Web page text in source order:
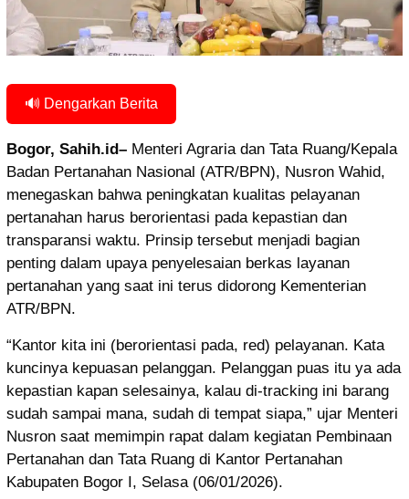
🔊 Dengarkan Berita
Bogor, Sahih.id– Menteri Agraria dan Tata Ruang/Kepala
Badan Pertanahan Nasional (ATR/BPN), Nusron Wahid,
menegaskan bahwa peningkatan kualitas pelayanan
pertanahan harus berorientasi pada kepastian dan
transparansi waktu. Prinsip tersebut menjadi bagian
penting dalam upaya penyelesaian berkas layanan
pertanahan yang saat ini terus didorong Kementerian
ATR/BPN.
“Kantor kita ini (berorientasi pada, red) pelayanan. Kata
kuncinya kepuasan pelanggan. Pelanggan puas itu ya ada
kepastian kapan selesainya, kalau di-tracking ini barang
sudah sampai mana, sudah di tempat siapa,” ujar Menteri
Nusron saat memimpin rapat dalam kegiatan Pembinaan
Pertanahan dan Tata Ruang di Kantor Pertanahan
Kabupaten Bogor I, Selasa (06/01/2026).